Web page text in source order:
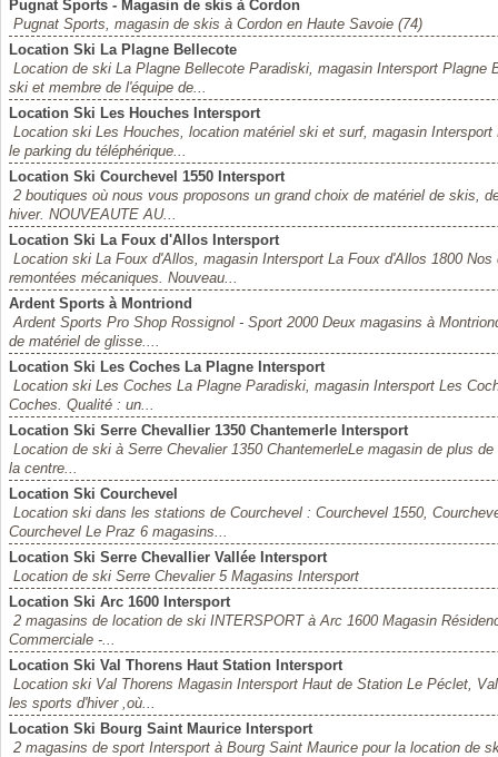
Pugnat Sports - Magasin de skis à Cordon
Pugnat Sports, magasin de skis à Cordon en Haute Savoie (74)
Location Ski La Plagne Bellecote
Location de ski La Plagne Bellecote Paradiski, magasin Intersport Plagne
ski et membre de l'équipe de...
Location Ski Les Houches Intersport
Location ski Les Houches, location matériel ski et surf, magasin
le parking du téléphérique...
Location Ski Courchevel 1550 Intersport
2 boutiques où nous vous proposons un grand choix de matériel de skis,
hiver. NOUVEAUTE AU...
Location Ski La Foux d'Allos Intersport
Location ski La Foux d'Allos, magasin Intersport La Foux d'Allos 1800
remontées mécaniques. Nouveau...
Ardent Sports à Montriond
Ardent Sports Pro Shop Rossignol - Sport 2000 Deux magasins à
de matériel de glisse....
Location Ski Les Coches La Plagne Intersport
Location ski Les Coches La Plagne Paradiski, magasin Intersport Les
Coches. Qualité : un...
Location Ski Serre Chevallier 1350 Chantemerle Intersport
Location de ski à Serre Chevalier 1350 ChantemerleLe magasin de plus
la centre...
Location Ski Courchevel
Location ski dans les stations de Courchevel : Courchevel 1550,
Courchevel Le Praz 6 magasins...
Location Ski Serre Chevallier Vallée Intersport
Location de ski Serre Chevalier 5 Magasins Intersport
Location Ski Arc 1600 Intersport
2 magasins de location de ski INTERSPORT à Arc 1600 Magasin
Commerciale -...
Location Ski Val Thorens Haut Station Intersport
Location ski Val Thorens Magasin Intersport Haut de Station Le Péclet,
les sports d'hiver ,où...
Location Ski Bourg Saint Maurice Intersport
2 magasins de sport Intersport à Bourg Saint Maurice pour la location de